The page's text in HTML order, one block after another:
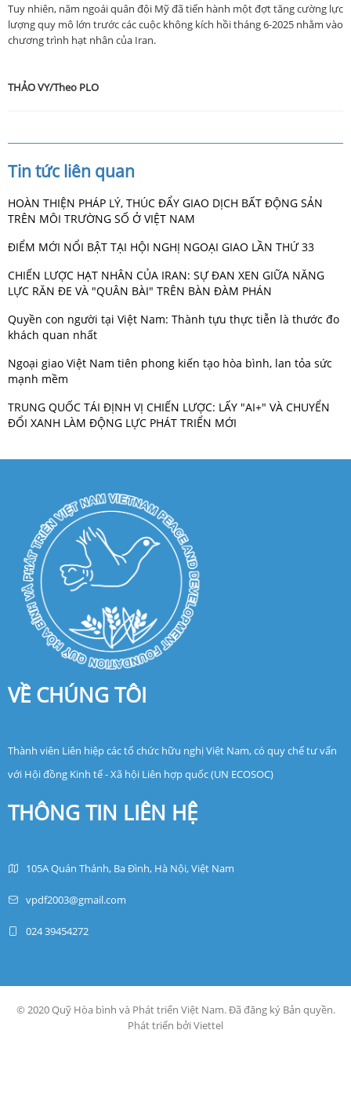
Tuy nhiên, năm ngoái quân đội Mỹ đã tiến hành một đợt tăng cường lực
lượng quy mô lớn trước các cuộc không kích hồi tháng 6-2025 nhằm vào
chương trình hạt nhân của Iran.
THẢO VY/Theo PLO
Tin tức liên quan
HOÀN THIỆN PHÁP LÝ, THÚC ĐẨY GIAO DỊCH BẤT ĐỘNG SẢN
TRÊN MÔI TRƯỜNG SỐ Ở VIỆT NAM
ĐIỂM MỚI NỔI BẬT TẠI HỘI NGHỊ NGOẠI GIAO LẦN THỨ 33
CHIẾN LƯỢC HẠT NHÂN CỦA IRAN: SỰ ĐAN XEN GIỮA NĂNG
LỰC RĂN ĐE VÀ "QUÂN BÀI" TRÊN BÀN ĐÀM PHÁN
Quyền con người tại Việt Nam: Thành tựu thực tiễn là thước đo
khách quan nhất
Ngoại giao Việt Nam tiên phong kiến tạo hòa bình, lan tỏa sức
mạnh mềm
TRUNG QUỐC TÁI ĐỊNH VỊ CHIẾN LƯỢC: LẤY "AI+" VÀ CHUYỂN
ĐỔI XANH LÀM ĐỘNG LỰC PHÁT TRIỂN MỚI
VỀ CHÚNG TÔI
Thành viên Liên hiệp các tổ chức hữu nghị Việt Nam, có quy chế tư vấn
với Hội đồng Kinh tế - Xã hội Liên hợp quốc (UN ECOSOC)
THÔNG TIN LIÊN HỆ
105A Quán Thánh, Ba Đình, Hà Nội, Việt Nam
vpdf2003@gmail.com
024 39454272
© 2020 Quỹ Hòa bình và Phát triển Việt Nam. Đã đăng ký Bản quyền.
Phát triển bởi Viettel